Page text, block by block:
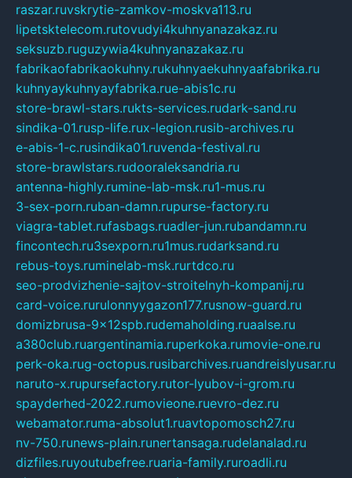
raszar.ruvskrytie-zamkov-moskva113.ru
lipetsktelecom.rutovudyi4kuhnyanazakaz.ru
seksuzb.ruguzywia4kuhnyanazakaz.ru
fabrikaofabrikaokuhny.rukuhnyaekuhnyaafabrika.ru
kuhnyaykuhnyayfabrika.rue-abis1c.ru
store-brawl-stars.rukts-services.rudark-sand.ru
sindika-01.rusp-life.rux-legion.rusib-archives.ru
e-abis-1-c.rusindika01.ruvenda-festival.ru
store-brawlstars.rudooraleksandria.ru
antenna-highly.rumine-lab-msk.ru1-mus.ru
3-sex-porn.ruban-damn.rupurse-factory.ru
viagra-tablet.rufasbags.ruadler-jun.rubandamn.ru
fincontech.ru3sexporn.ru1mus.rudarksand.ru
rebus-toys.ruminelab-msk.rurtdco.ru
seo-prodvizhenie-sajtov-stroitelnyh-kompanij.ru
card-voice.rurulonnyygazon177.rusnow-guard.ru
domizbrusa-9x12spb.rudemaholding.ruaalse.ru
a380club.ruargentinamia.ruperkoka.rumovie-one.ru
perk-oka.rug-octopus.rusibarchives.ruandreislyusar.ru
naruto-x.rupursefactory.rutor-lyubov-i-grom.ru
spayderhed-2022.rumovieone.ruevro-dez.ru
webamator.ruma-absolut1.ruavtopomosch27.ru
nv-750.runews-plain.runertansaga.rudelanalad.ru
dizfiles.ruyoutubefree.ruaria-family.ruroadli.ru